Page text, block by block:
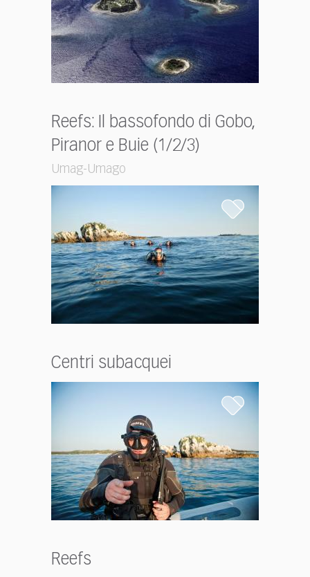
Reefs: Il bassofondo di Gobo,
Piranor e Buie (1/2/3)
Umag-Umago
Centri subacquei
Reefs